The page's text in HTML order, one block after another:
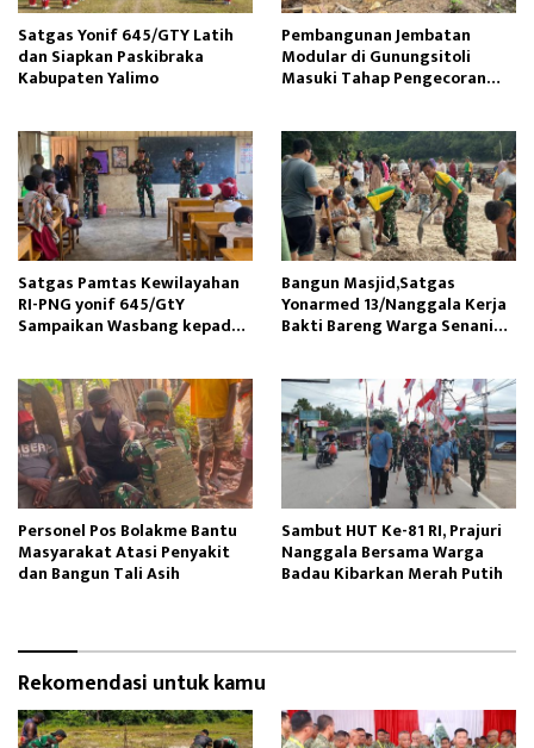
Satgas Yonif 645/GTY Latih
dan Siapkan Paskibraka
Kabupaten Yalimo
Pembangunan Jembatan
Modular di Gunungsitoli
Masuki Tahap Pengecoran
Satgas Pamtas Kewilayahan
RI-PNG yonif 645/GtY
Sampaikan Wasbang kepada
Bangun Masjid,Satgas
Yonarmed 13/Nanggala Kerja
Bakti Bareng Warga Senaning
Personel Pos Bolakme Bantu
Masyarakat Atasi Penyakit
dan Bangun Tali Asih
Sambut HUT Ke-81 RI, Prajuri
Nanggala Bersama Warga
Badau Kibarkan Merah Putih
Rekomendasi untuk kamu